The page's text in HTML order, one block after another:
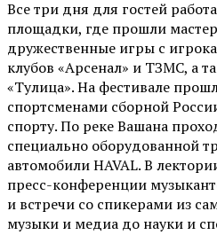
Все три дня для гостей
площадки, где прошли
дружественные игры с
клубов «Арсенал» и ТЗМС, а
«Тулица». На фестивале
спортсменами сборной
спорту. По реке Вашана
специально оборудованной
автомобили HAVAL. В
пресс-конференции
и встречи со спикерами из
музыки и медиа до науки и